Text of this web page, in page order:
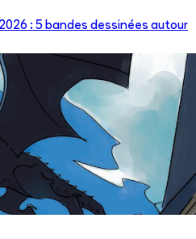
: 5 bandes dessinées autour